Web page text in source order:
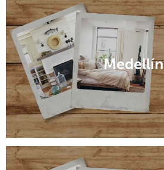
Medellín